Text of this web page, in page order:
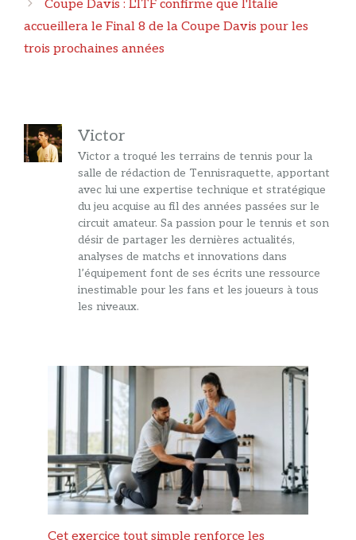
Coupe Davis : L'ITF confirme que l'Italie
accueillera le Final 8 de la Coupe Davis pour les
trois prochaines années
Victor
Victor a troqué les terrains de tennis pour la
salle de rédaction de Tennisraquette, apportant
avec lui une expertise technique et stratégique
du jeu acquise au fil des années passées sur le
circuit amateur. Sa passion pour le tennis et son
désir de partager les dernières actualités,
analyses de matchs et innovations dans
l’équipement font de ses écrits une ressource
inestimable pour les fans et les joueurs à tous
les niveaux.
Cet exercice tout simple renforce les